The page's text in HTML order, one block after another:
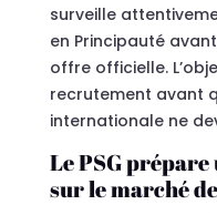
surveille
en Principauté
offre officielle.
recrutement avant
internationale ne
Le PSG
sur le marché